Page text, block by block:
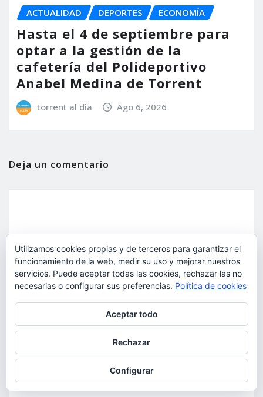
ACTUALIDAD DEPORTES ECONOMÍA
Hasta el 4 de septiembre para
optar a la gestión de la
cafetería del Polideportivo
Anabel Medina de Torrent
torrent al dia Ago 6, 2026
Deja un comentario
Utilizamos cookies propias y de terceros para garantizar el
funcionamiento de la web, medir su uso y mejorar nuestros
servicios. Puede aceptar todas las cookies, rechazar las no
necesarias o configurar sus preferencias. Política de cookies
Aceptar todo
Rechazar
Configurar
Para obtener más información, incluido cómo gestionar las cookies,